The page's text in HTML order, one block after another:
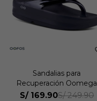
Sandalias para
Recuperación Oomega
Thong Mujer
S/ 169.90S/ 249.90